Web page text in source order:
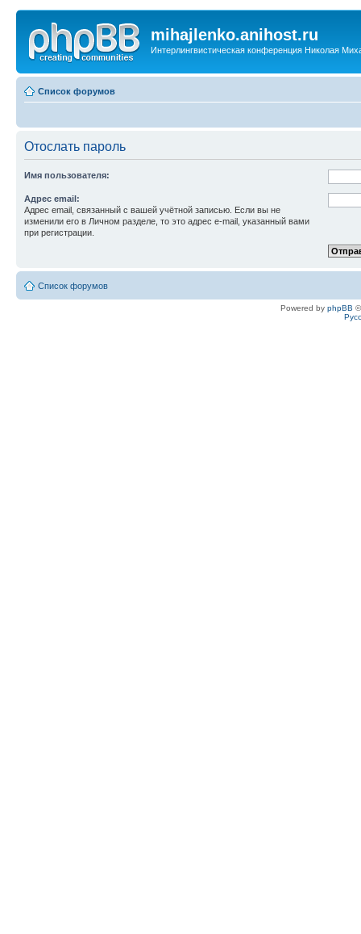
mihajlenko.anihost.ru
Интерлингвистическая конференция Николая
Список форумов
Отослать пароль
Имя пользователя:
Адрес email:
Адрес email, связанный с вашей учётной записью. Если вы не
изменили его в Личном разделе, то это адрес e-mail, указанный вами
при регистрации.
Список форумов
Powered by phpBB